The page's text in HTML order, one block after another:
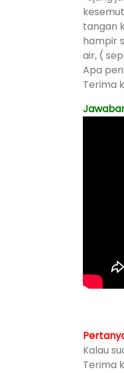
tangan
hampir
air, (
Apa
Terima
Kalau
Terima